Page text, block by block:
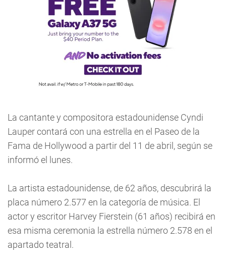
La cantante y compositora estadounidense Cyndi
Lauper contará con una estrella en el Paseo de la
Fama de Hollywood a partir del 11 de abril, según se
informó el lunes.
La artista estadounidense, de 62 años, descubrirá la
placa número 2.577 en la categoría de música. El
actor y escritor Harvey Fierstein (61 años) recibirá en
esa misma ceremonia la estrella número 2.578 en el
apartado teatral.